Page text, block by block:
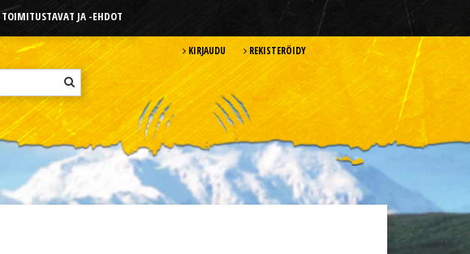
TOIMITUSTAVAT JA -EHDOT
KIRJAUDU REKISTERÖIDY